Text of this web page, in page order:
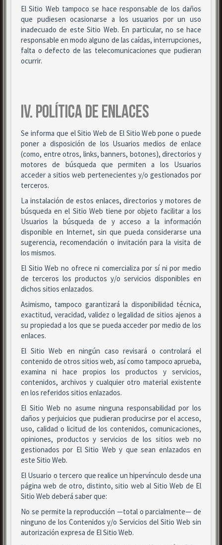
El Sitio Web tampoco se hace responsable de los daños
que pudiesen ocasionarse a los usuarios por un uso
inadecuado de este Sitio Web. En particular, no se hace
responsable en modo alguno de las caídas, interrupciones,
falta o defecto de las telecomunicaciones que pudieran
ocurrir.
IV. POLÍTICA DE ENLACES
Se informa que el Sitio Web de El Sitio Web pone o puede
poner a disposición de los Usuarios medios de enlace
(como, entre otros, links, banners, botones), directorios y
motores de búsqueda que permiten a los Usuarios
acceder a sitios web pertenecientes y/o gestionados por
terceros.
La instalación de estos enlaces, directorios y motores de
búsqueda en el Sitio Web tiene por objeto facilitar a los
Usuarios la búsqueda de y acceso a la información
disponible en Internet, sin que pueda considerarse una
sugerencia, recomendación o invitación para la visita de
los mismos.
El Sitio Web no ofrece ni comercializa por sí ni por medio
de terceros los productos y/o servicios disponibles en
dichos sitios enlazados.
Asimismo, tampoco garantizará la disponibilidad técnica,
exactitud, veracidad, validez o legalidad de sitios ajenos a
su propiedad a los que se pueda acceder por medio de los
enlaces.
El Sitio Web en ningún caso revisará o controlará el
contenido de otros sitios web, así como tampoco aprueba,
examina ni hace propios los productos y servicios,
contenidos, archivos y cualquier otro material existente
en los referidos sitios enlazados.
El Sitio Web no asume ninguna responsabilidad por los
daños y perjuicios que pudieran producirse por el acceso,
uso, calidad o licitud de los contenidos, comunicaciones,
opiniones, productos y servicios de los sitios web no
gestionados por El Sitio Web y que sean enlazados en
este Sitio Web.
El Usuario o tercero que realice un hipervínculo desde una
página web de otro, distinto, sitio web al Sitio Web de El
Sitio Web deberá saber que:
No se permite la reproducción —total o parcialmente— de
ninguno de los Contenidos y/o Servicios del Sitio Web sin
autorización expresa de El Sitio Web.